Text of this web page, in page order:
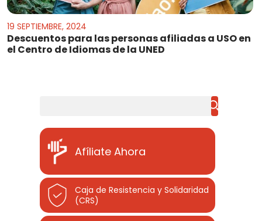
19 SEPTIEMBRE, 2024
Descuentos para las personas afiliadas a USO en
el Centro de Idiomas de la UNED
Afíliate Ahora
Caja de Resistencia y Solidaridad
(CRS)